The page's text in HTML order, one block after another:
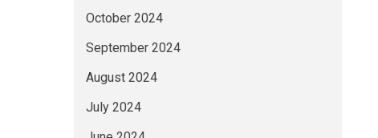
October 2024
September 2024
August 2024
July 2024